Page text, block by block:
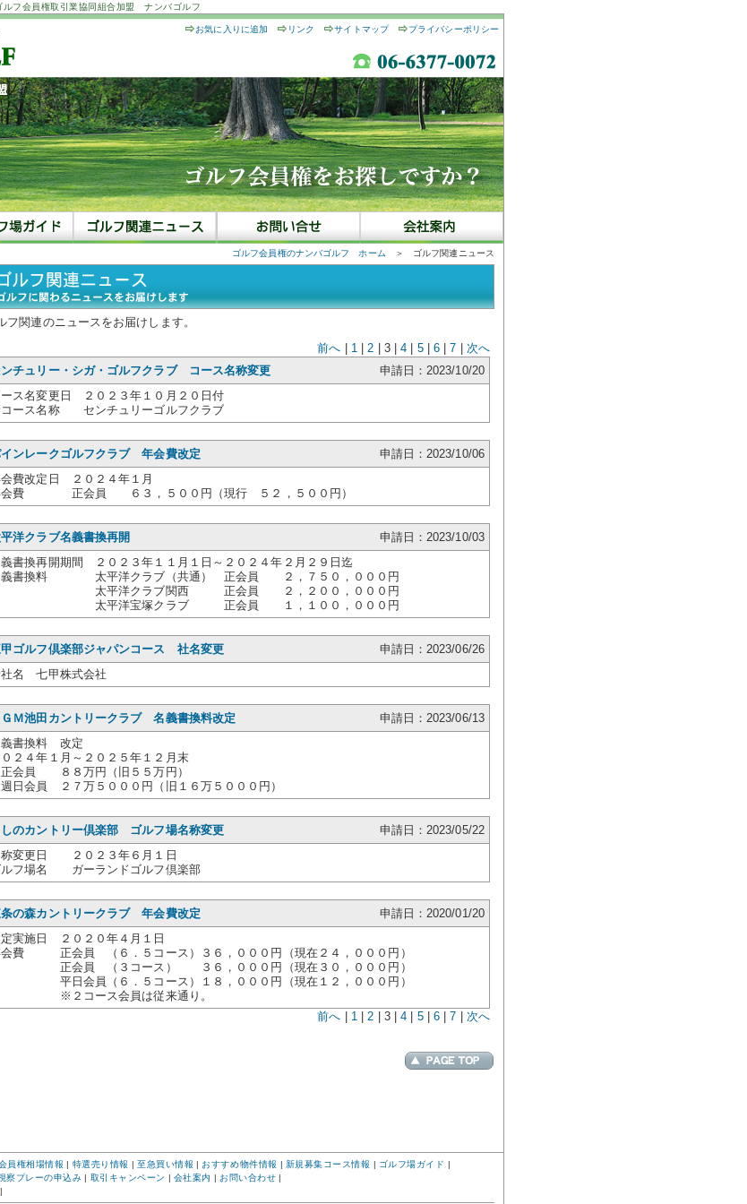
フ会員権取引業協同組合加盟 ナンバゴルフ
お気に入りに追加 リンク サイトマップ プライバシーポリシー
ゴルフ会員権のナンバゴルフ ホーム ＞ ゴルフ関連ニュース
フ関連のニュースをお届けします。
前へ
1|2 | 3 |4 5| 6 |7
次へ
チュリー・シガ・ゴルフクラブ コース名称変更
申請日：2023/10/20
ース名変更日 ２０２３年１０月２０日付
コース名称 センチュリーゴルフクラブ
ンレークゴルフクラブ 年会費改定
申請日：2023/10/06
費改定日 ２０２４年１月
会費 正会員 ６３，５００円（現行 ５２，５００円）
洋クラブ名義書換再開
申請日：2023/10/03
書換再開期間 ２０２３年１１月１日～２０２４年２月２９日迄
義書換料 太平洋クラブ（共通） 正会員 ２，７５０，０００円
平洋クラブ関西 正会員 ２，２００，０００円
平洋宝塚クラブ 正会員 １，１００，０００円
ゴルフ倶楽部ジャパンコース 社名変更
申請日：2023/06/26
社名 七甲株式会社
ＧＭ池田カントリークラブ 名義書換料改定
申請日：2023/06/13
書換料 改定
０２４年１月～２０２５年１２月末
会員 ８８万円（旧５５万円）
日会員 ２７万５０００円（旧１６万５０００円）
しのカントリー倶楽部 ゴルフ場名称変更
申請日：2023/05/22
称変更日 ２０２３年６月１日
ルフ場名 ガーランドゴルフ倶楽部
の森カントリークラブ 年会費改定
申請日：2020/01/20
実施日 ２０２０年４月１日
費 正会員 （６．５コース）３６，０００円（現在２４，０００円）
会員 （３コース） ３６，０００円（現在３０，０００円）
日会員（６．５コース）１８，０００円（現在１２，０００円）
２コース会員は従来通り。
前へ
1|2 | 3 |4 5| 6 |7 次へ
員権相場情報 | 特選売り情報 |至急買い情報 | おすすめ物件情報 | 新規募集コース情報 | ゴルフ場ガイド |
察プレーの申込み | 取引キャンペーン | 会社案内 | お問い合わせ |
|